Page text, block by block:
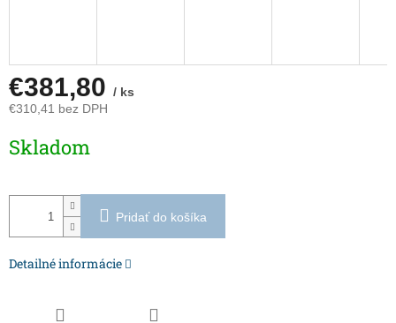
€381,80 / ks
€310,41 bez DPH
cena:
Skladom
Pridať do košíka
Detailné informácie